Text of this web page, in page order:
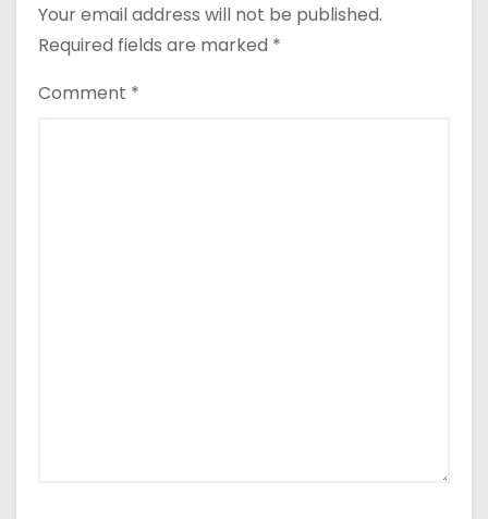
Your email address will not be published.
Required fields are marked *
Comment *